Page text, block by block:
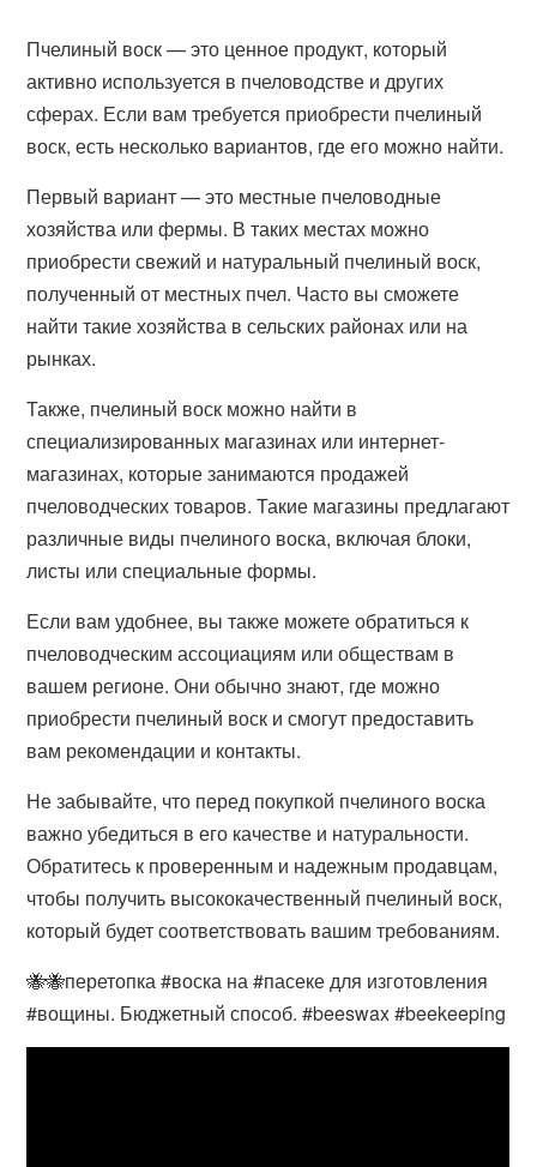
Пчелиный воск — это ценное продукт, который
активно используется в пчеловодстве и других
сферах. Если вам требуется приобрести пчелиный
воск, есть несколько вариантов, где его можно найти.
Первый вариант — это местные пчеловодные
хозяйства или фермы. В таких местах можно
приобрести свежий и натуральный пчелиный воск,
полученный от местных пчел. Часто вы сможете
найти такие хозяйства в сельских районах или на
рынках.
Также, пчелиный воск можно найти в
специализированных магазинах или интернет-
магазинах, которые занимаются продажей
пчеловодческих товаров. Такие магазины предлагают
различные виды пчелиного воска, включая блоки,
листы или специальные формы.
Если вам удобнее, вы также можете обратиться к
пчеловодческим ассоциациям или обществам в
вашем регионе. Они обычно знают, где можно
приобрести пчелиный воск и смогут предоставить
вам рекомендации и контакты.
Не забывайте, что перед покупкой пчелиного воска
важно убедиться в его качестве и натуральности.
Обратитесь к проверенным и надежным продавцам,
чтобы получить высококачественный пчелиный воск,
который будет соответствовать вашим требованиям.
🐝🐝перетопка #воска на #пасеке для изготовления
#вощины. Бюджетный способ. #beeswax #beekeeping